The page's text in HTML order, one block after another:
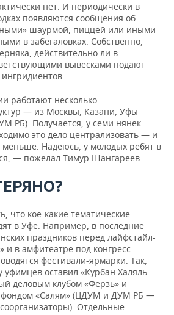
нет. И периодически в
появляются сообщения об
шаурмой, пиццей или иными
в забегаловках. Собственно,
действительно ли в
вывесками подают
работают несколько
— из Москвы, Казани, Уфы
РБ). Получается, у семи нянек
это дело централизовать — и
меньше. Надеюсь, у молодых ребят в
— пожелал Тимур Шангареев.
что кое-какие тематические
в Уфе. Например, в последние
праздников перед лайфстайл-
и в амфитеатре под конгресс-
фестивали-ярмарки. Так,
уфимцев оставил «Курбан Халяль
деловым клубом «Ферзь» и
фондом «Салям» (ЦДУМ и ДУМ РБ —
Отдельные